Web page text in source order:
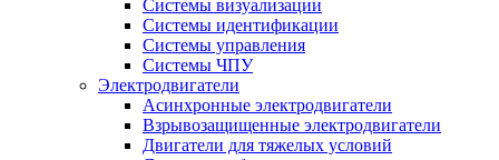
Системы визуализации
Системы идентификации
Системы управления
Системы ЧПУ
Электродвигатели
Асинхронные электродвигатели
Взрывозащищенные электродвигатели
Двигатели для тяжелых условий